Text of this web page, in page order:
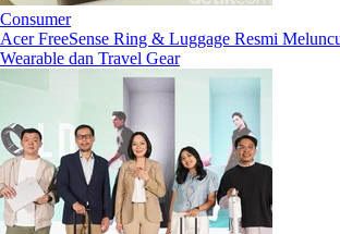
Consumer
Acer FreeSense Ring & Luggage Resmi
Wearable dan Travel Gear